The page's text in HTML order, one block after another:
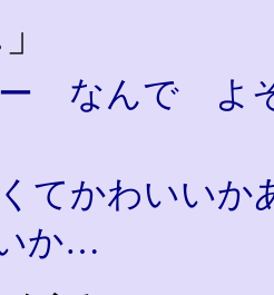
なんで よ
てかわいいか
か…